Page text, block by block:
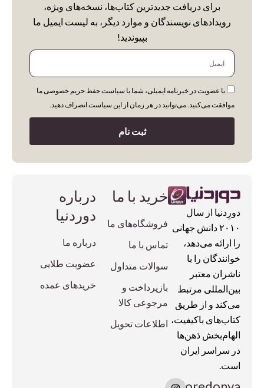
برای دریافت جدیدترین کتاب‌ها، نسخه‌های ویژه،
رویدادهای نویسندگان و موارد دیگر، به لیست ایمیل ما
بپیوندید!
ایمیل
با عضویت در خبرنامه ایمیلی، شما با سیاست حفظ حریم خصوصی ما
موافقت می‌کنید. می‌توانید در هر زمان از این سیاست انصراف دهید.
ثبت نام
دورِدنیا از سال
۲۰۱۰ دانش جهانی
را ارائه می‌دهد،
خوانندگان را با
ناشران معتبر
بین‌المللی مرتبط
می‌کند و از طریق
کتاب‌های باکیفیت،
الهام‌بخش ذهن‌ها
در سراسر ایران
است.
I
خرید با ما
فروشگاه‌های ما
تماس با ما
سوالات متداول
بازپرداخت و
مرجوعی کالا
اطلاعات تحویل
درباره
دوردنیا
درباره ما
عضویت طلایی
خریدهای عمده